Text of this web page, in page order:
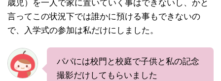
歳児）を一人で家に置いていく事はできないし、かと
言ってこの状況下では誰かに預ける事もできないの
で、入学式の参加は私だけにしました。
パパには校門と校庭で子供と私の記念
撮影だけしてもらいました